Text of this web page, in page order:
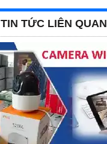
TIN TỨC LIÊN QUAN